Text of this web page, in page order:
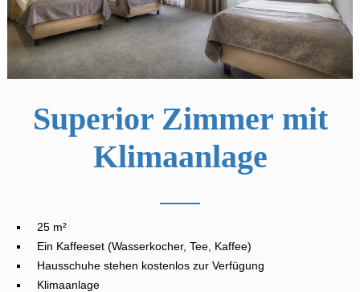
Superior Zimmer mit
Klimaanlage
25 m²
Ein Kaffeeset (Wasserkocher, Tee, Kaffee)
Hausschuhe stehen kostenlos zur Verfügung
Klimaanlage